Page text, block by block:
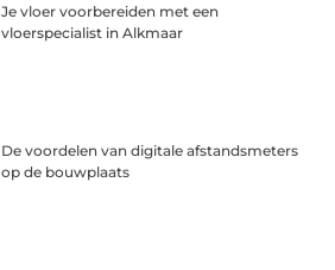
Je vloer voorbereiden met een
vloerspecialist in Alkmaar
De voordelen van digitale afstandsmeters
op de bouwplaats